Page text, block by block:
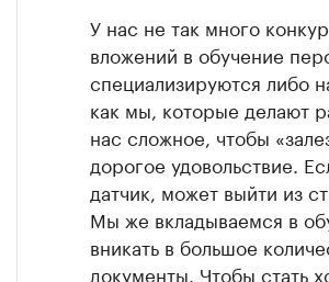
У нас не так много
вложений в обучение
специализируются либо
как мы, которые делают
нас сложное, чтобы
дорогое удовольствие.
датчик, может выйти из
Мы же вкладываемся в
вникать в большое
документы. Чтобы стать